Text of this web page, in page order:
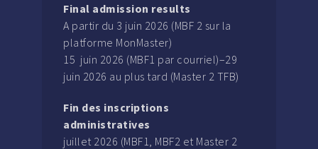
Final admission results
A partir du 3 juin 2026 (MBF 2 sur la
platforme MonMaster)
15 juin 2026 (MBF1 par courriel)–29
juin 2026 au plus tard (Master 2 TFB)
Fin des inscriptions
administratives
juillet 2026 (MBF1, MBF2 et Master 2